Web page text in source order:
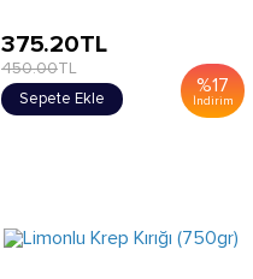
%17
İndirim
375.20TL
450.00TL
Sepete Ekle